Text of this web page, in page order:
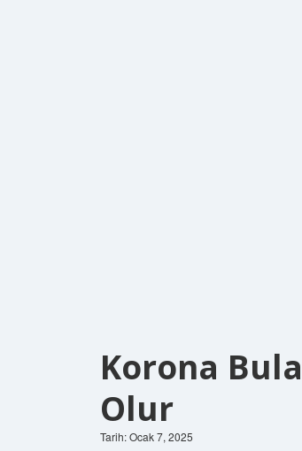
Korona
Olur
Tarih: Ocak 7, 2025